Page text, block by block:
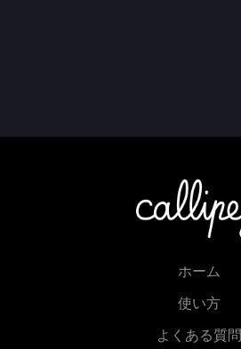
ホーム
使い方
よくある質問